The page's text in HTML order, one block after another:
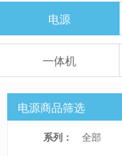
电源
一体机
电源商品筛选
系列： 全部